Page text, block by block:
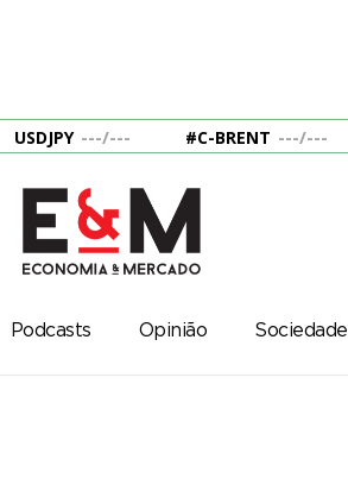
USDJPY ---/--- #C-BRENT ---/---
Podcasts Opinião Sociedade